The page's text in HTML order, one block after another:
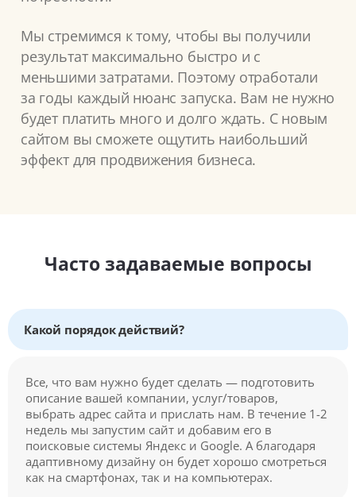
Мы стремимся к тому, чтобы вы получили
результат максимально быстро и с
меньшими затратами. Поэтому отработали
за годы каждый нюанс запуска. Вам не нужно
будет платить много и долго ждать. С новым
сайтом вы сможете ощутить наибольший
эффект для продвижения бизнеса.
Часто задаваемые вопросы
Какой порядок действий?
Все, что вам нужно будет сделать — подготовить
описание вашей компании, услуг/товаров,
выбрать адрес сайта и прислать нам. В течение 1-2
недель мы запустим сайт и добавим его в
поисковые системы Яндекс и Google. А благодаря
адаптивному дизайну он будет хорошо смотреться
как на смартфонах, так и на компьютерах.